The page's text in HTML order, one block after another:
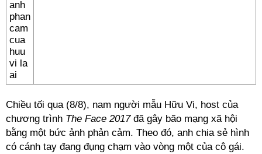
Chiều tối qua (8/8), nam người mẫu Hữu Vi, host của
chương trình The Face 2017 đã gây bão mạng xã hội
bằng một bức ảnh phản cảm. Theo đó, anh chia sẻ hình
có cánh tay đang đụng chạm vào vòng một của cô gái.